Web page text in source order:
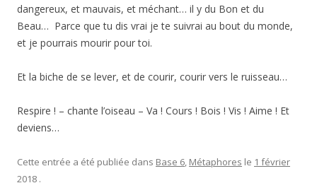
dangereux, et mauvais, et méchant… il y du Bon et du
Beau… Parce que tu dis vrai je te suivrai au bout du monde,
et je pourrais mourir pour toi.
Et la biche de se lever, et de courir, courir vers le ruisseau…
Respire ! – chante l’oiseau – Va ! Cours ! Bois ! Vis ! Aime ! Et
deviens…
Cette entrée a été publiée dans Base 6, Métaphores le 1 février
2018 .